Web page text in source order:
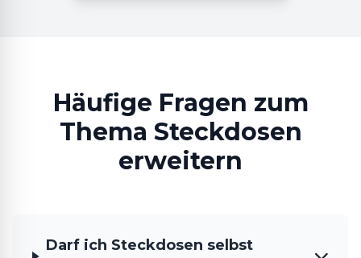
Häufige Fragen zum
Thema Steckdosen
erweitern
Darf ich Steckdosen selbst